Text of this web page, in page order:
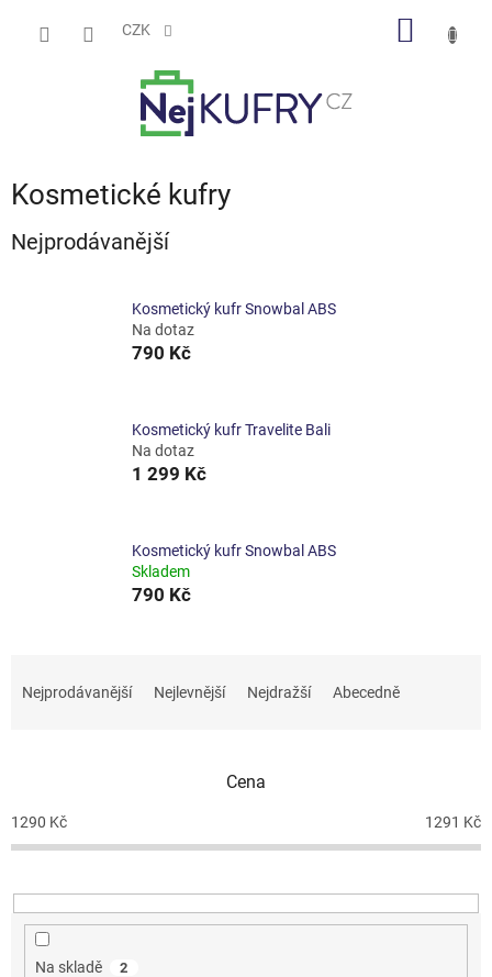
CZK
Kosmetické kufry
Nejprodávanější
Kosmetický kufr Snowbal ABS
Na dotaz
790 Kč
Kosmetický kufr Travelite Bali
Na dotaz
1 299 Kč
Kosmetický kufr Snowbal ABS
Skladem
790 Kč
p
r
u
Nejprodávanější Nejlevnější Nejdražší Abecedně
Cena
1290 Kč 1291 Kč
Na skladě 2